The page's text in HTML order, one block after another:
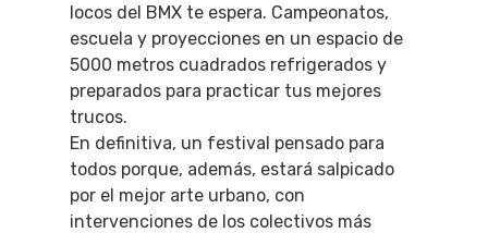
locos del BMX te espera. Campeonatos,
escuela y proyecciones en un espacio de
5000 metros cuadrados refrigerados y
preparados para practicar tus mejores
trucos.
En definitiva, un festival pensado para
todos porque, además, estará salpicado
por el mejor arte urbano, con
intervenciones de los colectivos más